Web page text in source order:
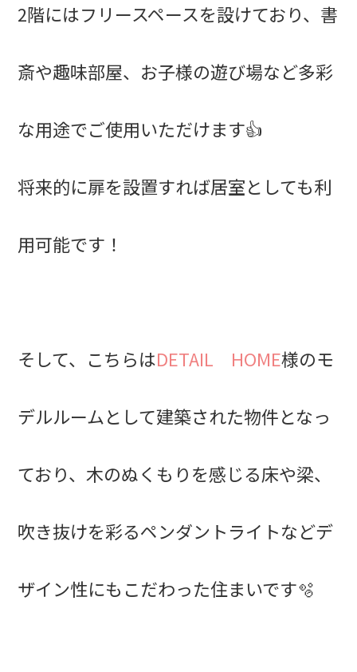
2階にはフリースペースを設けており、書
斎や趣味部屋、お子様の遊び場など多彩
な用途でご使用いただけます👍
将来的に扉を設置すれば居室としても利
用可能です！
そして、こちらはDETAIL HOME様のモ
デルルームとして建築された物件となっ
ており、木のぬくもりを感じる床や梁、
吹き抜けを彩るペンダントライトなどデ
ザイン性にもこだわった住まいです🫧